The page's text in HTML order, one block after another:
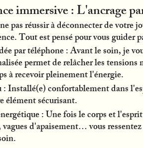
immersive : L'ancrage
pas réussir à déconnecter de votre
Tout est pensé pour vous guider
par téléphone : Avant le soin, je
permet de relâcher les
à recevoir pleinement l'énergie.
Installé(e) confortablement dans
élément sécurisant.
: Une fois le corps et
d'apaisement… vous